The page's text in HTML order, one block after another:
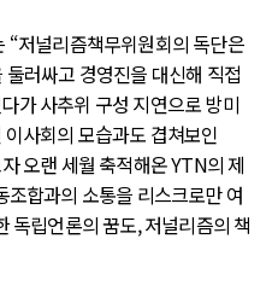
“저널리즘책무위원회의 독단은
러싸고 경영진을 대신해 직접
가 사추위 구성 지연으로 방미
사회의 모습과도 겹쳐보인
오랜 세월 축적해온 YTN의 제
합과의 소통을 리스크로만 여
독립언론의 꿈도, 저널리즘의 책